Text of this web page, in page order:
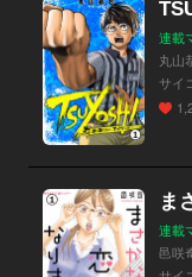
連載
丸山
サイ
ま
連載
邑咲